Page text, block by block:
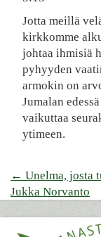
Jotta meillä
kirkkomme
johtaa ihmisiä
pyhyyden
armokin on
Jumalan
vaikuttaa
ytimeen.
Post
navigation
← Unelma, josta
Jukka Norvanto